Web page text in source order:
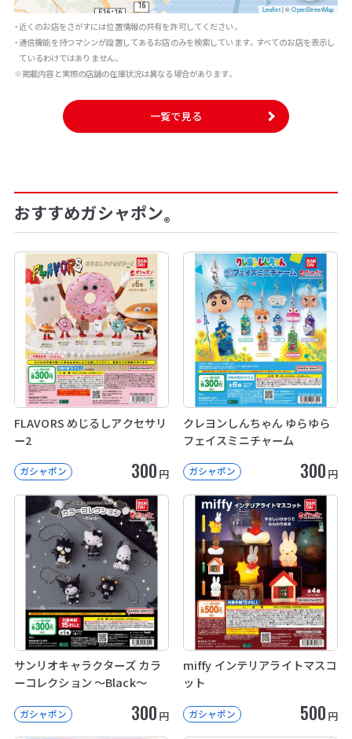
Leaflet |©OpenStreetMap
・近くのお店をさがすには位置情報の共有を許可してください。
・通信機能を持つマシンが設置してあるお店のみを検索しています。すべてのお店を表示し
ているわけではありません。
※掲載内容と実際の店舗の在庫状況は異なる場合があります。
一覧で見る
おすすめガシャポン®
FLAVORS めじるしアクセサリ
ー2
ガシャポン 300 円
クレヨンしんちゃん ゆらゆら
フェイスミニチャーム
ガシャポン 300 円
サンリオキャラクターズ カラ
ーコレクション ～Black～
ガシャポン 300 円
miffy インテリアライトマスコ
ット
ガシャポン 500 円